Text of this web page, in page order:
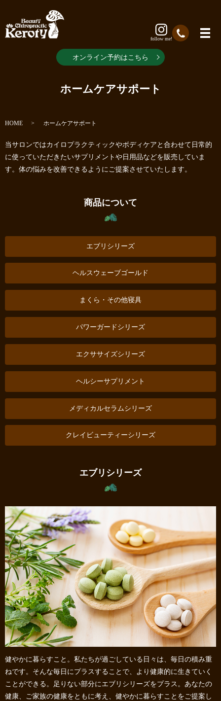
follow me!
オンライン予約はこちら
ホームケアサポート
HOME ホームケアサポート
当サロンではカイロプラクティックやボディケアと合わせて日常的
に使っていただきたいサプリメントや日用品などを販売していま
す。体の悩みを改善できるようにご提案させていたします。
商品について
エブリシリーズ
ヘルスウェーブゴールド
まくら・その他寝具
パワーガードシリーズ
エクササイズシリーズ
ヘルシーサプリメント
メディカルセラムシリーズ
クレイビューティーシリーズ
エブリシリーズ
健やかに暮らすこと。私たちが過ごしている日々は、毎日の積み重
ねです。そんな毎日にプラスすることで、より健康的に生きていく
ことができる。足りない部分にエブリシリーズをプラス。あなたの
健康、ご家族の健康をともに考え、健やかに暮らすことをご提案し